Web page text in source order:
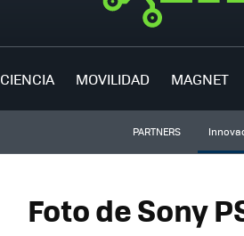
CIENCIA MOVILIDAD MAGNET
PARTNERS
Foto de Sony